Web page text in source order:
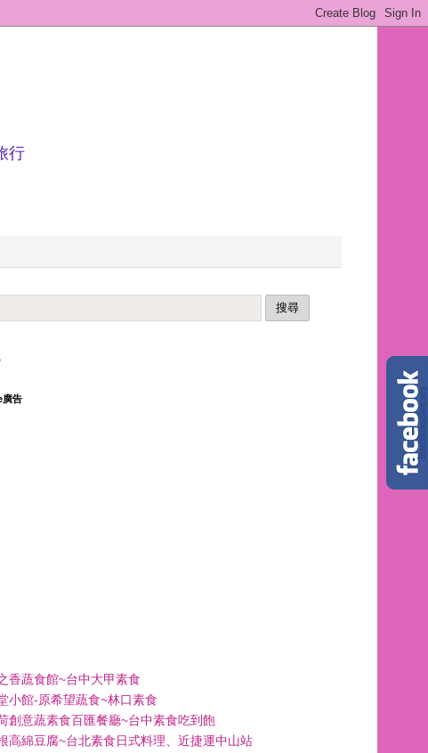
行
告
香蔬食館~台中大甲素食
小館-原希望蔬食~林口素食
創意蔬素食百匯餐廳~台中素食吃到飽
高綿豆腐~台北素食日式料理、近捷運中山站